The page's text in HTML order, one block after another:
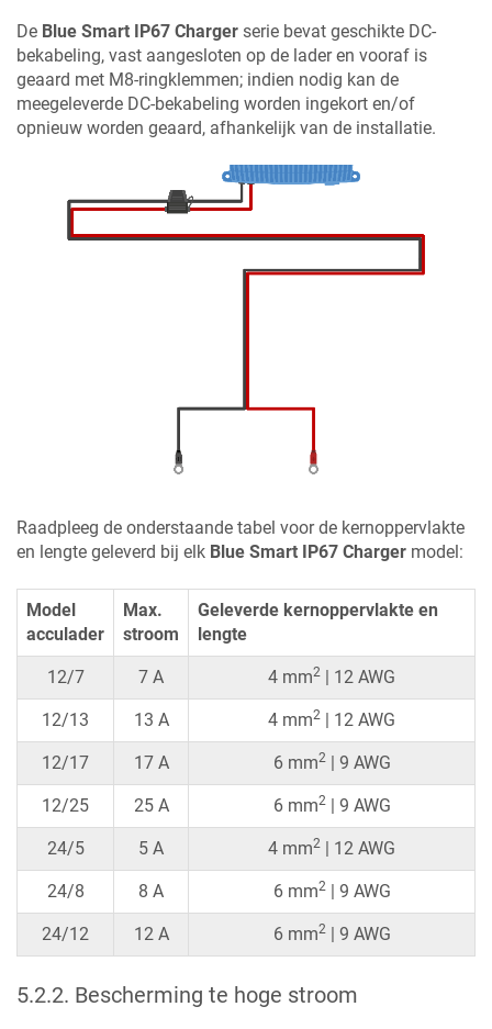
De Blue Smart IP67 Charger serie bevat geschikte DC-
bekabeling, vast aangesloten op de lader en vooraf is
geaard met M8-ringklemmen; indien nodig kan de
meegeleverde DC-bekabeling worden ingekort en/of
opnieuw worden geaard, afhankelijk van de installatie.
Raadpleeg de onderstaande tabel voor de kernoppervlakte
en lengte geleverd bij elk Blue Smart IP67 Charger model:
Model
acculader
Max.
stroom
Geleverde kernoppervlakte en
lengte
12/7 7 A 4 mm2 | 12 AWG
12/13 13 A 4 mm2 | 12 AWG
12/17 17 A 6 mm2| 9 AWG
12/25 25 A 6 mm2| 9 AWG
24/5 5 A 4 mm2 | 12 AWG
24/8 8 A 6 mm2| 9 AWG
24/12 12 A 6 mm2| 9 AWG
5.2.2. Bescherming te hoge stroom